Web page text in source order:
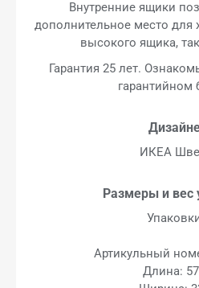
Внутренние ящики
дополнительное место для
высокого ящика,
Гарантия 25 лет.
гарантийном
ИКЕА
Размеры и вес
Артикульный
Длина: